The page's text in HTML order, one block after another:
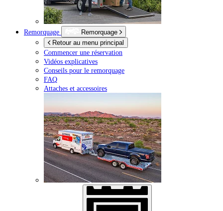
Remorquage
Remorquage
Retour au menu principal
Commencer une réservation
Vidéos explicatives
Conseils pour le remorquage
FAQ
Attaches et accessoires